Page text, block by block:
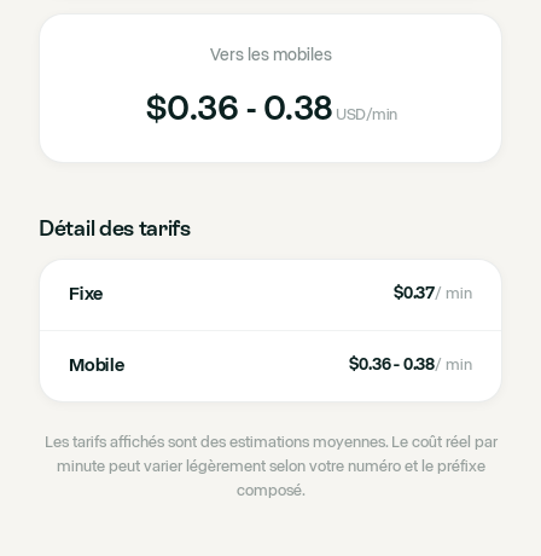
Vers les mobiles
$0.36 - 0.38 USD/min
Détail des tarifs
Fixe $0.37/ min
Mobile $0.36 - 0.38/ min
Les tarifs affichés sont des estimations moyennes. Le coût réel par
minute peut varier légèrement selon votre numéro et le préfixe
composé.